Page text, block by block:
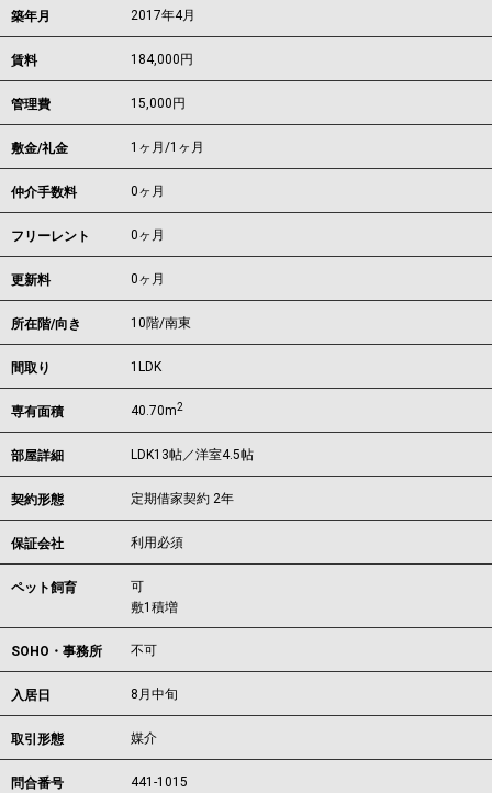
築年月 2017年4月
賃料 184,000 円
管理費 15,000円
敷金/礼金 1ヶ月/1ヶ月
仲介手数料 0ヶ月
フリーレント 0ヶ月
更新料 0ヶ月
所在階/向き 10階/南東
間取り 1LDK
専有面積 40.70m2
部屋詳細 LDK13帖／洋室4.5帖
契約形態 定期借家契約 2年
保証会社 利用必須
ペット飼育
可
敷1積増
SOHO・事務所 不可
入居日 8月中旬
取引形態 媒介
問合番号 441-1015